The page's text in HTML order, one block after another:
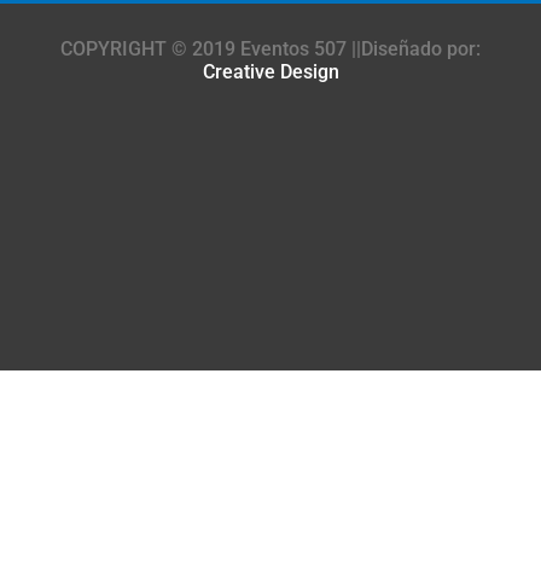
COPYRIGHT © 2019 Eventos 507 ||Diseñado por:
Creative Design